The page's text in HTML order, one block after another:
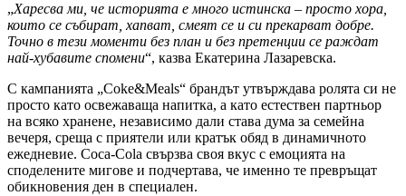
„Харесва ми, че историята е много истинска – просто хора,
които се събират, хапват, смеят се и си прекарват добре.
Точно в тези моменти без план и без претенции се раждат
най-хубавите спомени“, казва Екатерина Лазаревска.
С кампанията „Coke&Meals“ брандът утвърждава ролята си не
просто като освежаваща напитка, а като естествен партньор
на всяко хранене, независимо дали става дума за семейна
вечеря, среща с приятели или кратък обяд в динамичното
ежедневие. Coca-Cola свързва своя вкус с емоцията на
споделените мигове и подчертава, че именно те превръщат
обикновения ден в специален.